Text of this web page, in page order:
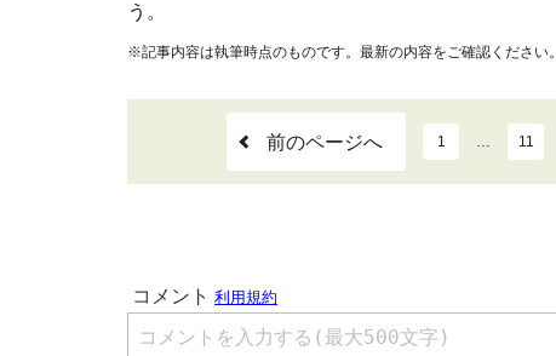
う。
※記事内容は執筆時点のものです。最新の内容をご確認ください。
前のページへ 1 … 11